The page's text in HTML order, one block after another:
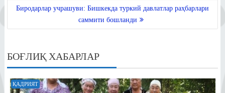
ni
ki
Биродарлар учрашуви: Бишкекда туркий давлатлар раҳбарлари
саммити бошланди
БОҒЛИҚ ХАБАРЛАР
ҚАДРИЯТ